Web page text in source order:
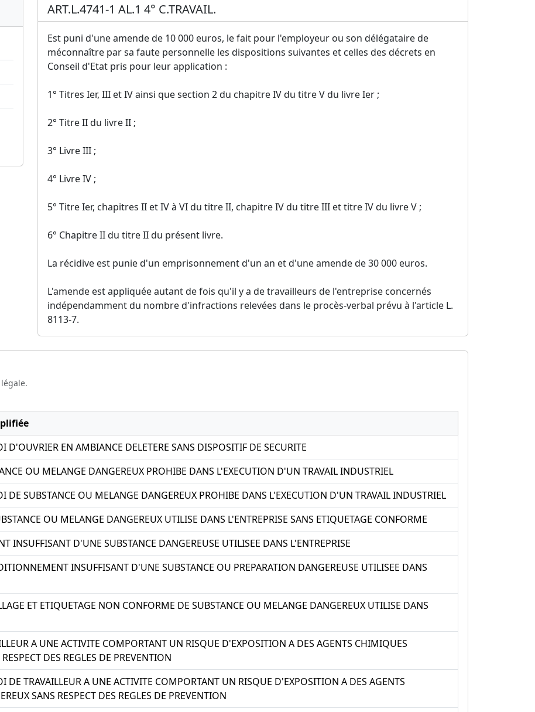
ART.L.4741-1 AL.1 4° C.TRAVAIL.
Est puni d'une amende de 10 000 euros, le fait pour l'employeur ou son délégataire de
méconnaître par sa faute personnelle les dispositions suivantes et celles des décrets en
Conseil d'Etat pris pour leur application :
1° Titres Ier, III et IV ainsi que section 2 du chapitre IV du titre V du livre Ier ;
2° Titre II du livre II ;
3° Livre III ;
4° Livre IV ;
5° Titre Ier, chapitres II et IV à VI du titre II, chapitre IV du titre III et titre IV du livre V ;
6° Chapitre II du titre II du présent livre.
La récidive est punie d'un emprisonnement d'un an et d'une amende de 30 000 euros.
L'amende est appliquée autant de fois qu'il y a de travailleurs de l'entreprise concernés
indépendamment du nombre d'infractions relevées dans le procès-verbal prévu à l'article L.
8113-7.
D'OUVRIER EN AMBIANCE DELETERE SANS DISPOSITIF DE SECURITE
OU MELANGE DANGEREUX PROHIBE DANS L'EXECUTION D'UN TRAVAIL INDUSTRIEL
DE SUBSTANCE OU MELANGE DANGEREUX PROHIBE DANS L'EXECUTION D'UN TRAVAIL INDUSTRIEL
OU MELANGE DANGEREUX UTILISE DANS L'ENTREPRISE SANS ETIQUETAGE CONFORME
INSUFFISANT D'UNE SUBSTANCE DANGEREUSE UTILISEE DANS L'ENTREPRISE
INSUFFISANT D'UNE SUBSTANCE OU PREPARATION DANGEREUSE UTILISEE DANS
ET ETIQUETAGE NON CONFORME DE SUBSTANCE OU MELANGE DANGEREUX UTILISE DANS
A UNE ACTIVITE COMPORTANT UN RISQUE D'EXPOSITION A DES AGENTS CHIMIQUES
DES REGLES DE PREVENTION
DE TRAVAILLEUR A UNE ACTIVITE COMPORTANT UN RISQUE D'EXPOSITION A DES AGENTS
SANS RESPECT DES REGLES DE PREVENTION